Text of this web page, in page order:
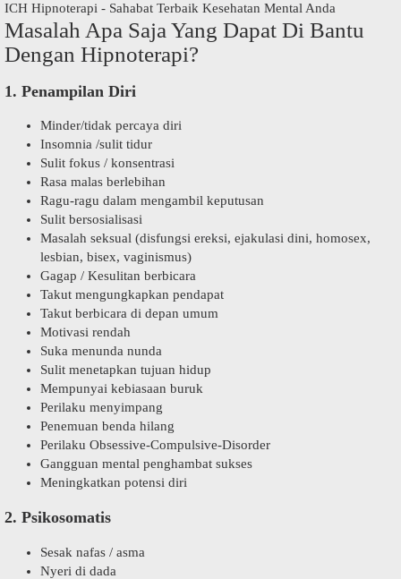
ICH Hipnoterapi - Sahabat Terbaik Kesehatan Mental Anda
Masalah Apa Saja Yang Dapat Di Bantu
Dengan Hipnoterapi?
1. Penampilan Diri
Minder/tidak percaya diri
Insomnia /sulit tidur
Sulit fokus / konsentrasi
Rasa malas berlebihan
Ragu-ragu dalam mengambil keputusan
Sulit bersosialisasi
Masalah seksual (disfungsi ereksi, ejakulasi dini, homosex,
lesbian, bisex, vaginismus)
Gagap / Kesulitan berbicara
Takut mengungkapkan pendapat
Takut berbicara di depan umum
Motivasi rendah
Suka menunda nunda
Sulit menetapkan tujuan hidup
Mempunyai kebiasaan buruk
Perilaku menyimpang
Penemuan benda hilang
Perilaku Obsessive-Compulsive-Disorder
Gangguan mental penghambat sukses
Meningkatkan potensi diri
2. Psikosomatis
Sesak nafas / asma
Nyeri di dada